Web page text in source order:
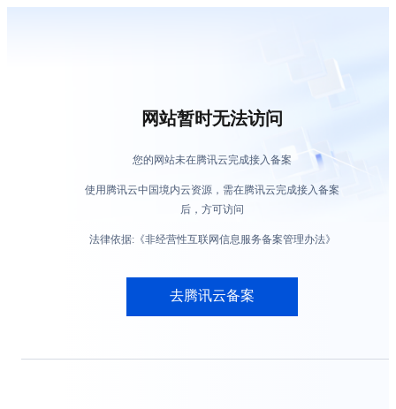
网站暂时无法访问
您的网站未在腾讯云完成接入备案
使用腾讯云中国境内云资源，需在腾讯云完成接入备案
后，方可访问
法律依据:《非经营性互联网信息服务备案管理办法》
去腾讯云备案